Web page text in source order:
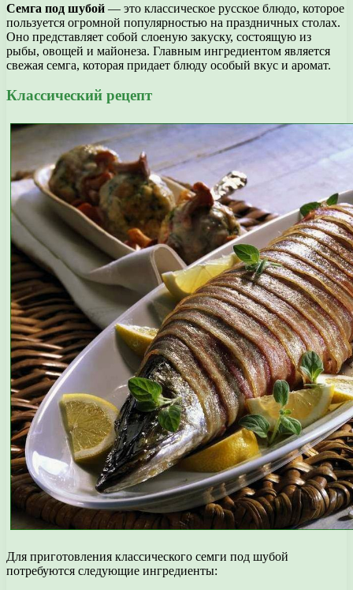
Семга под шубой — это классическое русское блюдо, которое
пользуется огромной популярностью на праздничных столах.
Оно представляет собой слоеную закуску, состоящую из
рыбы, овощей и майонеза. Главным ингредиентом является
свежая семга, которая придает блюду особый вкус и аромат.
Классический рецепт
Для приготовления классического семги под шубой
потребуются следующие ингредиенты: